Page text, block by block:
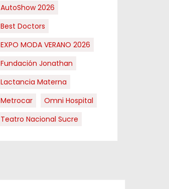
AutoShow 2026
Best Doctors
EXPO MODA VERANO 2026
Fundación Jonathan
Lactancia Materna
Metrocar
Omni Hospital
Teatro Nacional Sucre